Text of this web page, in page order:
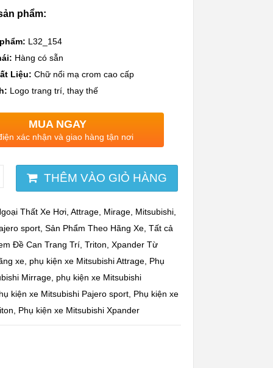
phẩm:
L32_154
Hàng có sẵn
Liệu: Chữ nổi mạ crom cao cấp
Logo trang trí, thay thế
MUA NGAY
xác nhận và giao hàng tận nơi
THÊM VÀO GIỎ HÀNG
Thất Xe Hơi ,Attrage Mirage Mitsubishi
sport ,Sản Phẩm Theo Hãng Xe ,Tất cả
Đề Can Trang Trí ,Triton ,Xpander Từ
xe phụ kiện xe Mitsubishi Attrage Phụ
Mirrage phụ kiện xe Mitsubishi
kiện xe Mitsubishi Pajero sport Phụ kiện xe
Phụ kiện xe Mitsubishi Xpander